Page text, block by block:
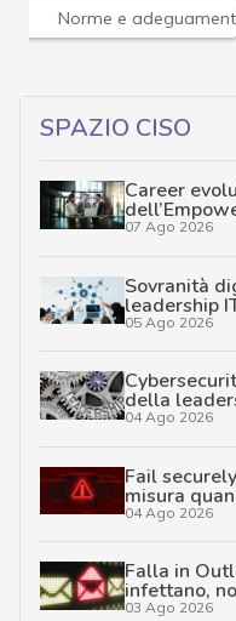
Norme e
SPAZIO CISO
Career
07 Ago 2026
Sovranità
leadership
05 Ago 2026
della
04 Ago 2026
Fail
misura
04 Ago 2026
Falla in
infettano,
03 Ago 2026